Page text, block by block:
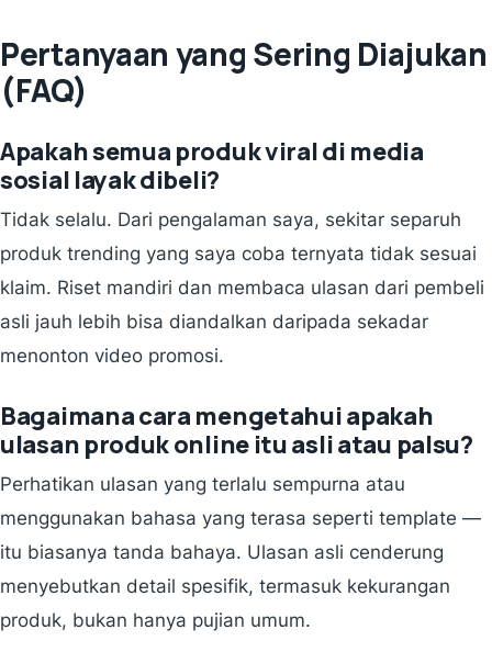
Pertanyaan yang Sering Diajukan
(FAQ)
Apakah semua produk viral di media
sosial layak dibeli?
Tidak selalu. Dari pengalaman saya, sekitar separuh
produk trending yang saya coba ternyata tidak sesuai
klaim. Riset mandiri dan membaca ulasan dari pembeli
asli jauh lebih bisa diandalkan daripada sekadar
menonton video promosi.
Bagaimana cara mengetahui apakah
ulasan produk online itu asli atau palsu?
Perhatikan ulasan yang terlalu sempurna atau
menggunakan bahasa yang terasa seperti template —
itu biasanya tanda bahaya. Ulasan asli cenderung
menyebutkan detail spesifik, termasuk kekurangan
produk, bukan hanya pujian umum.